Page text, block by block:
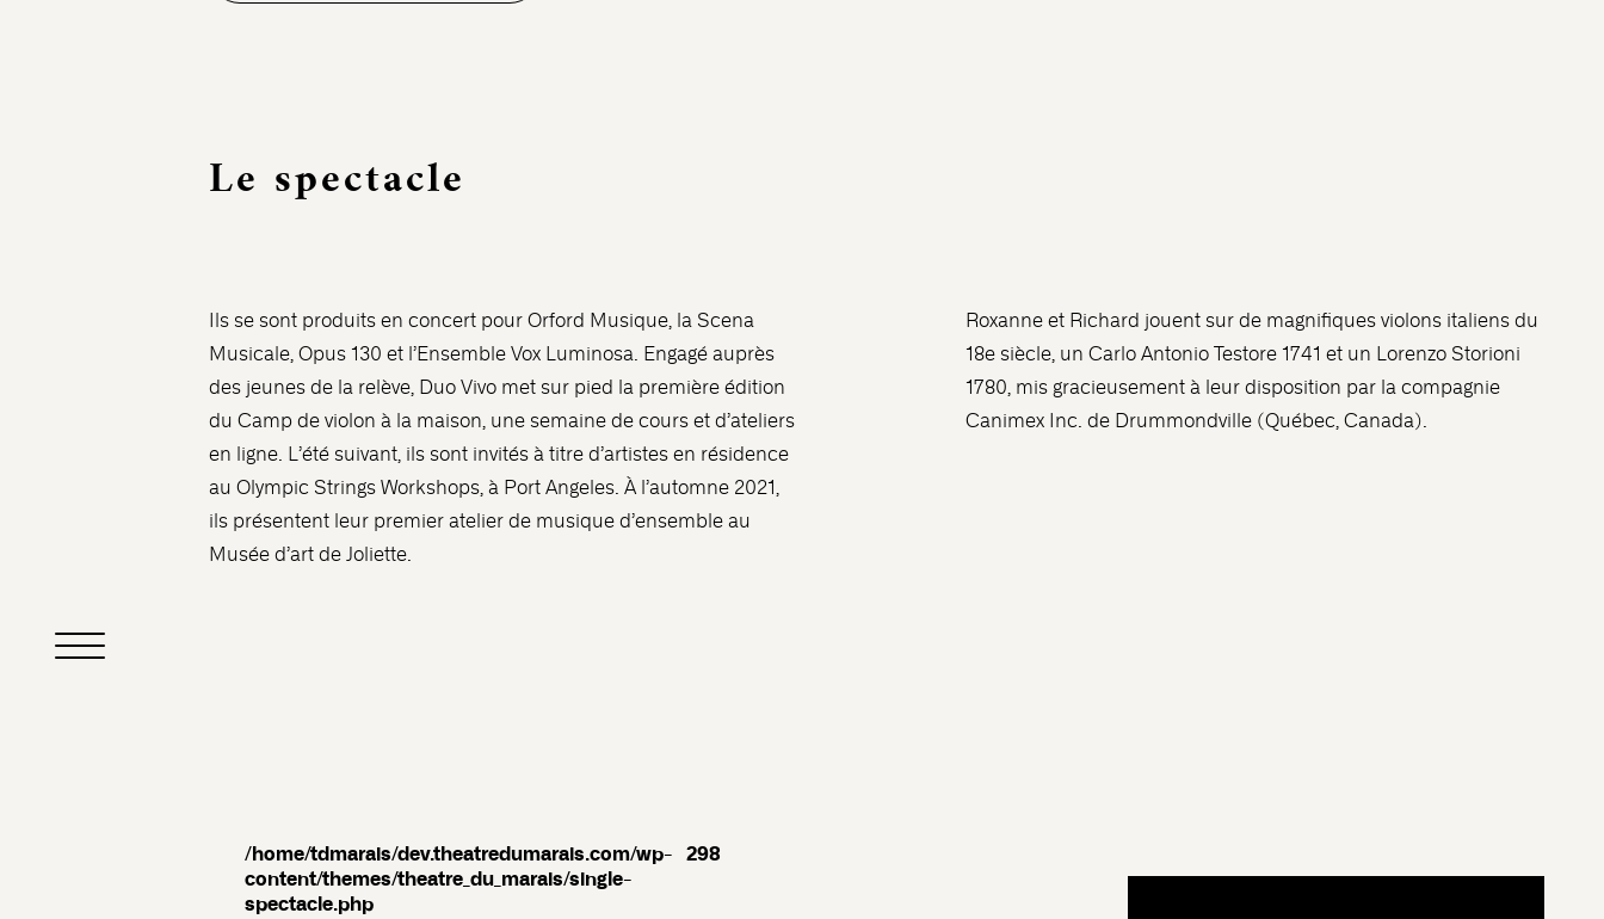
Le spectacle
Ils se sont produits en concert pour Orford Musique, la Scena
Musicale, Opus 130 et l’Ensemble Vox Luminosa. Engagé auprès
des jeunes de la relève, Duo Vivo met sur pied la première édition
du Camp de violon à la maison, une semaine de cours et d’ateliers
en ligne. L’été suivant, ils sont invités à titre d’artistes en résidence
au Olympic Strings Workshops, à Port Angeles. À l’automne 2021,
ils présentent leur premier atelier de musique d’ensemble au
Musée d’art de Joliette.
Roxanne et Richard jouent sur de magnifiques violons italiens du
18e siècle, un Carlo Antonio Testore 1741 et un Lorenzo Storioni
1780, mis gracieusement à leur disposition par la compagnie
Canimex Inc. de Drummondville (Québec, Canada).
/home/tdmarais/dev.theatredumarais.com/wp-
content/themes/theatre_du_marais/single-
spectacle.php
298